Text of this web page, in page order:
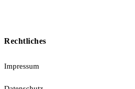
Rechtliches
Impressum